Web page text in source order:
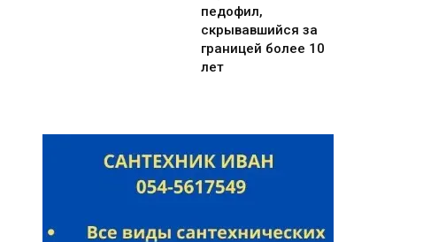
педофил,
скрывавшийся за
границей более 10
лет